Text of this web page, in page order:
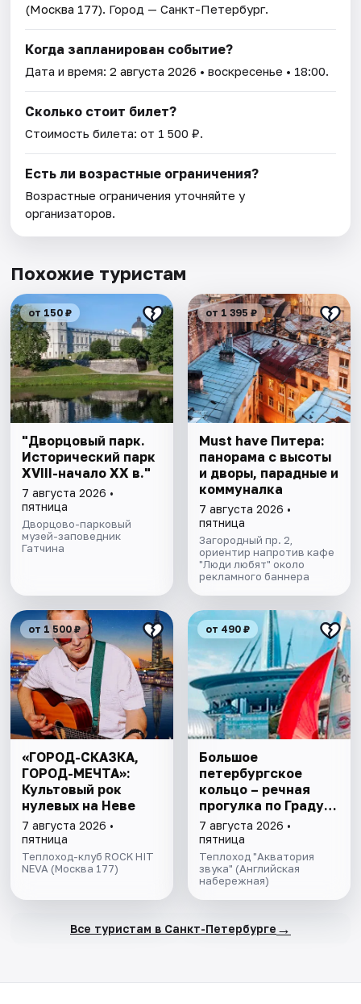
(Москва 177). Город — Санкт-Петербург.
Когда запланирован событие?
Дата и время:2 августа 2026 • воскресенье • 18:00.
Сколько стоит билет?
Стоимость билета: от 1 500 ₽.
Есть ли возрастные ограничения?
Возрастные ограничения уточняйте у
организаторов.
Похожие туристам
от 150 ₽
"Дворцовый парк.
Исторический парк
XVIII-начало XX в."
7 августа 2026 •
пятница
Дворцово-парковый
музей-заповедник
Гатчина
от 1 395 ₽
Must have Питера:
панорама с высоты
и дворы, парадные и
коммуналка
7 августа 2026 •
пятница
Загородный пр. 2,
ориентир напротив кафе
"Люди любят" около
рекламного баннера
от 1 500 ₽
«ГОРОД-СКАЗКА,
ГОРОД-МЕЧТА»:
Культовый рок
нулевых на Неве
7 августа 2026 •
пятница
Теплоход-клуб ROCK HIT
NEVA (Москва 177)
от 490 ₽
Большое
петербургское
кольцо – речная
прогулка пo Граду
на Неве с
авторской
экскурсией и живой
музыкой в тёплом
салоне теплохода
7 августа 2026 •
пятница
Теплоход "Акватория
звука" (Английская
набережная)
Все туристам в Санкт-Петербурге →